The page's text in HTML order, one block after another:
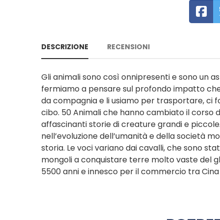
DESCRIZIONE RECENSIONI
Gli animali sono così onnipresenti e sono un
fermiamo a pensare sul profondo impatto
da compagnia e li usiamo per trasportare, ci
cibo. 50 Animali che hanno cambiato il
affascinanti storie di creature grandi e
nell’evoluzione dell’umanità e della società
storia. Le voci variano dai cavalli, che sono
mongoli a conquistare terre molto vaste del
5500 anni e innesco per il commercio tra